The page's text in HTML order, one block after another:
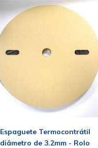
Espaguete Termocontrátil
diâmetro de 3.2mm - Rolo